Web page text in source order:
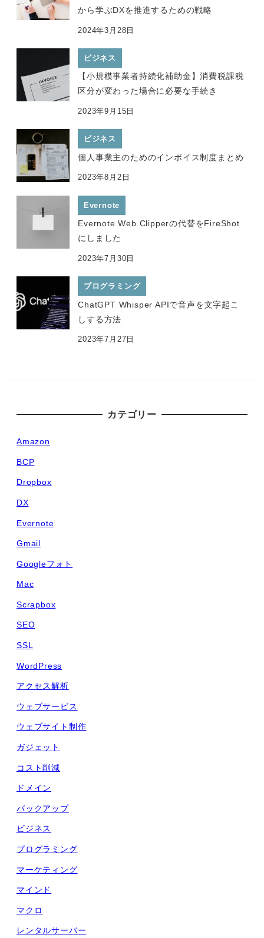
から学ぶDXを推進するための戦略
2024年3月28日
ビジネス
【小規模事業者持続化補助金】消費税課税
区分が変わった場合に必要な手続き
2023年9月15日
ビジネス
個人事業主のためのインボイス制度まとめ
2023年8月2日
Evernote
Evernote Web Clipperの代替をFireShot
にしました
2023年7月30日
プログラミング
ChatGPT Whisper APIで音声を文字起こ
しする方法
2023年7月27日
カテゴリー
Amazon
BCP
Dropbox
DX
Evernote
Gmail
Googleフォト
Mac
Scrapbox
SEO
SSL
WordPress
アクセス解析
ウェブサービス
ウェブサイト制作
ガジェット
コスト削減
ドメイン
バックアップ
ビジネス
プログラミング
マーケティング
マインド
マクロ
レンタルサーバー